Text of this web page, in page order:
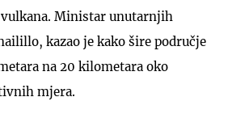
Ministar unutarnjih
kazao je kako šire područje
na 20 kilometara oko
mjera.